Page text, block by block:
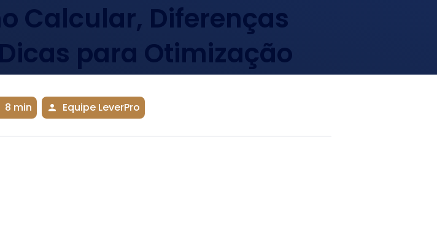
Calcular, Diferenças
para Otimização
8 min person Equipe LeverPro